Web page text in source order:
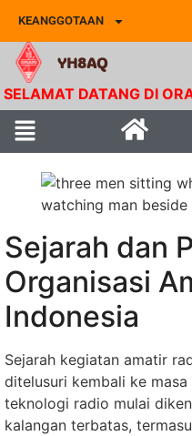
KEANGGOTAAN
YH8AQ
DATANG DI
Sejarah dan
Organisasi
Indonesia
Sejarah kegiatan amatir
ditelusuri kembali ke
teknologi radio mulai
kalangan terbatas,